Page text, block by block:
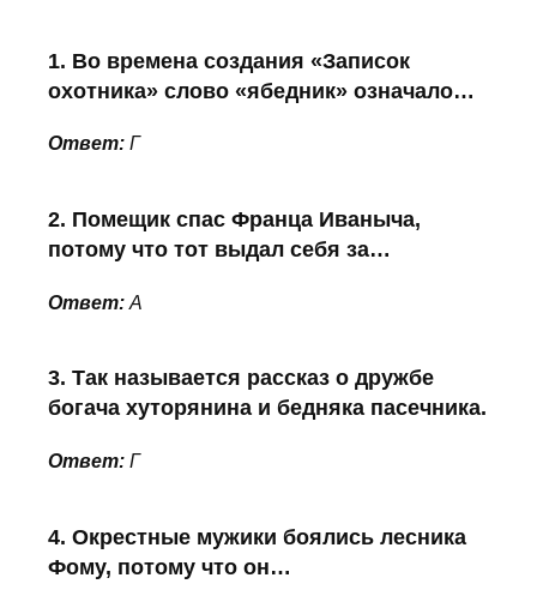
1. Во времена создания «Записок
охотника» слово «ябедник» означало…
Ответ: Г
2. Помещик спас Франца Иваныча,
потому что тот выдал себя за…
Ответ: А
3. Так называется рассказ о дружбе
богача хуторянина и бедняка пасечника.
Ответ: Г
4. Окрестные мужики боялись лесника
Фому, потому что он…